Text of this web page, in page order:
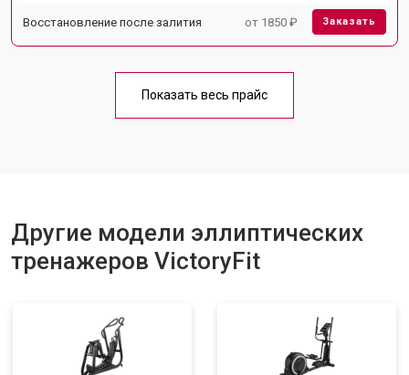
Восстановление после залития от 1850 ₽ Заказать
Показать весь прайс
Другие модели эллиптических
тренажеров VictoryFit